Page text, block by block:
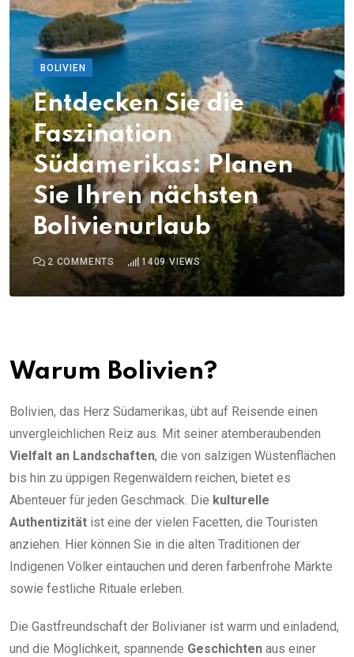
BOLIVIEN
Entdecken Sie die
Faszination
Südamerikas: Planen
Sie Ihren nächsten
Bolivienurlaub
2 COMMENTS 1409VIEWS
Warum Bolivien?
Bolivien, das Herz Südamerikas, übt auf Reisende einen
unvergleichlichen Reiz aus. Mit seiner atemberaubenden
Vielfalt an Landschaften, die von salzigen Wüstenflächen
bis hin zu üppigen Regenwäldern reichen, bietet es
Abenteuer für jeden Geschmack. Die kulturelle
Authentizität ist eine der vielen Facetten, die Touristen
anziehen. Hier können Sie in die alten Traditionen der
Indigenen Völker eintauchen und deren farbenfrohe Märkte
sowie festliche Rituale erleben.
Die Gastfreundschaft der Bolivianer ist warm und einladend,
und die Möglichkeit, spannende Geschichten aus einer